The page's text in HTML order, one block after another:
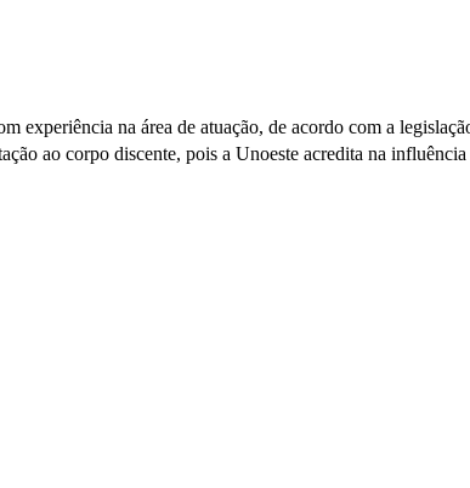
experiência na área de atuação, de acordo com a
ao corpo discente, pois a Unoeste acredita na